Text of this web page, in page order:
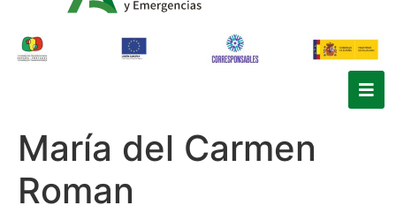
María del Carmen
Roman